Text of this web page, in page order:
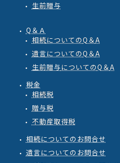
生前贈与
Q＆Ａ
相続についてのQ ＆A
遺言についてのQ ＆A
生前贈与についてのQ ＆A
税金
相続税
贈与税
不動産取得税
相続についてのお問合せ
遺言についてのお問合せ